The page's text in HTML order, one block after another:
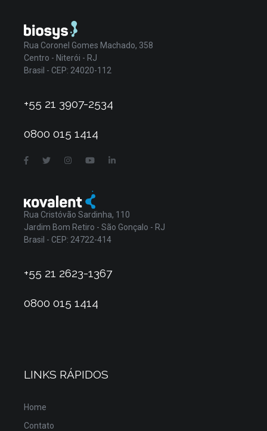
Rua Coronel Gomes Machado, 358
Centro - Niterói - RJ
Brasil - CEP: 24020-112
+55 21 3907-2534
0800 015 1414
Rua Cristóvão Sardinha, 110
Jardim Bom Retiro - São Gonçalo - RJ
Brasil - CEP: 24722-414
+55 21 2623-1367
0800 015 1414
LINKS RÁPIDOS
Home
Contato